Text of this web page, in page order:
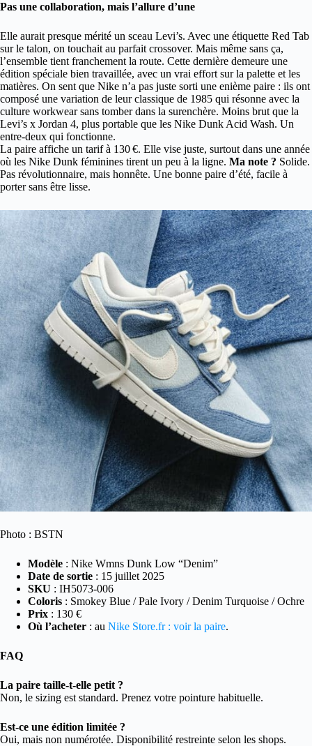
Pas une collaboration, mais l’allure d’une
Elle aurait presque mérité un sceau Levi’s. Avec une étiquette Red Tab
sur le talon, on touchait au parfait crossover. Mais même sans ça,
l’ensemble tient franchement la route. Cette dernière demeure une
édition spéciale bien travaillée, avec un vrai effort sur la palette et les
matières. On sent que Nike n’a pas juste sorti une enième paire : ils ont
composé une variation de leur classique de 1985 qui résonne avec la
culture workwear sans tomber dans la surenchère. Moins brut que la
Levi’s x Jordan 4, plus portable que les Nike Dunk Acid Wash. Un
entre-deux qui fonctionne.
La paire affiche un tarif à 130 €. Elle vise juste, surtout dans une année
où les Nike Dunk féminines tirent un peu à la ligne. Ma note ? Solide.
Pas révolutionnaire, mais honnête. Une bonne paire d’été, facile à
porter sans être lisse.
Photo : BSTN
Modèle : Nike Wmns Dunk Low “Denim”
Date de sortie : 15 juillet 2025
SKU : IH5073-006
Coloris : Smokey Blue / Pale Ivory / Denim Turquoise / Ochre
Prix : 130 €
Où l’acheter : au Nike Store.fr : voir la paire.
FAQ
La paire taille-t-elle petit ?
Non, le sizing est standard. Prenez votre pointure habituelle.
Est-ce une édition limitée ?
Oui, mais non numérotée. Disponibilité restreinte selon les shops.